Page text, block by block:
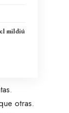
mildiú
otras.